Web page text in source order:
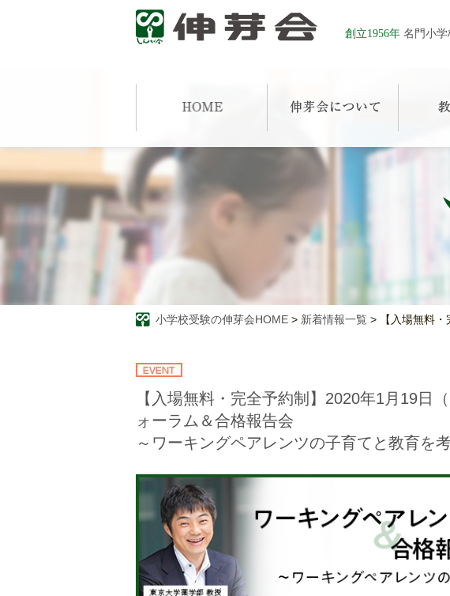
創立1956年 名門小
小学校受験の伸芽会HOME > 新着情報一覧 > 【入場無料
【入場無料・完全予約制】2020年1月19日
ォーラム＆合格報告会
～ワーキングペアレンツの子育てと教育を